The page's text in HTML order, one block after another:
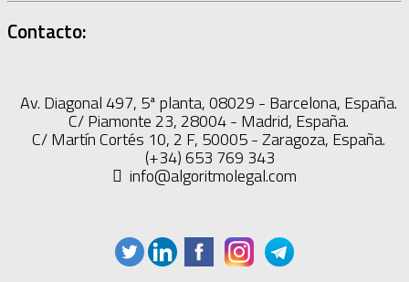
Contacto:
Av. Diagonal 497, 5ª planta, 08029 - Barcelona, España.
C/ Piamonte 23, 28004 - Madrid, España.
C/ Martín Cortés 10, 2 F, 50005 - Zaragoza, España.
(+34) 653 769 343
info@algoritmolegal.com